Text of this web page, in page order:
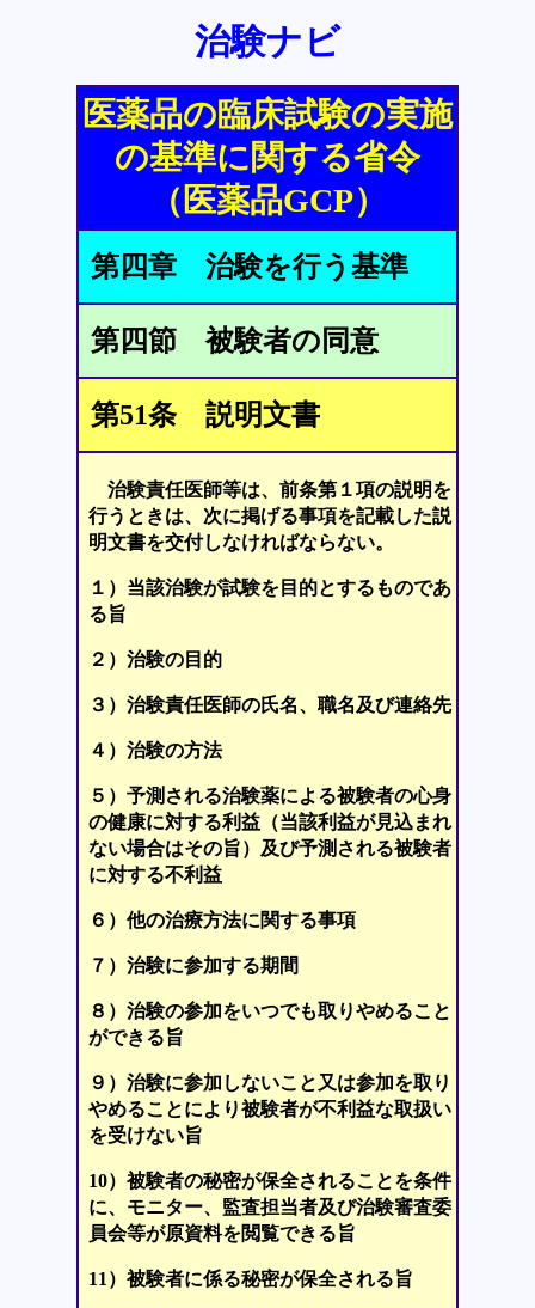
治験ナビ
医薬品の臨床試験の実施
の基準に関する省令
（医薬品GCP）
第四章 治験を行う基準
第四節 被験者の同意
第51条 説明文書
治験責任医師等は、前条第１項の説明を
行うときは、次に掲げる事項を記載した説
明文書を交付しなければならない。
１）当該治験が試験を目的とするものであ
る旨
２）治験の目的
３）治験責任医師の氏名、職名及び連絡先
４）治験の方法
５）予測される治験薬による被験者の心身
の健康に対する利益（当該利益が見込まれ
ない場合はその旨）及び予測される被験者
に対する不利益
６）他の治療方法に関する事項
７）治験に参加する期間
８）治験の参加をいつでも取りやめること
ができる旨
９）治験に参加しないこと又は参加を取り
やめることにより被験者が不利益な取扱い
を受けない旨
10）被験者の秘密が保全されることを条件
に、モニター、監査担当者及び治験審査委
員会等が原資料を閲覧できる旨
11）被験者に係る秘密が保全される旨